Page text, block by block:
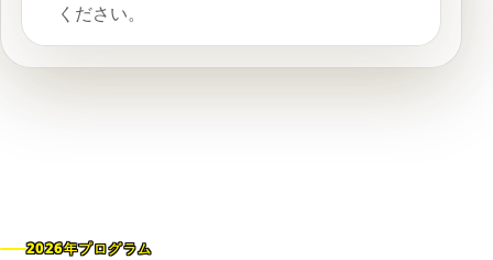
ください。
2026年プログラム